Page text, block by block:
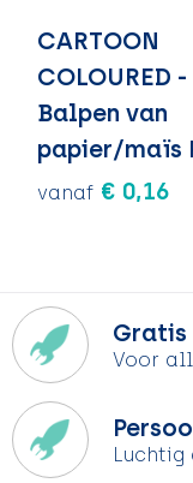
CARTOON
COLOURED -
Balpen van
papier/maïs
vanaf € 0,16
Voor